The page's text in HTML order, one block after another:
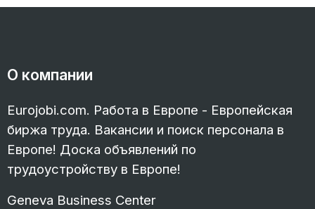
О компании
Eurojobi.com. Работа в Европе - Европейская
биржа труда. Вакансии и поиск персонала в
Европе! Доска объявлений по
трудоустройству в Европе!
Geneva Business Center